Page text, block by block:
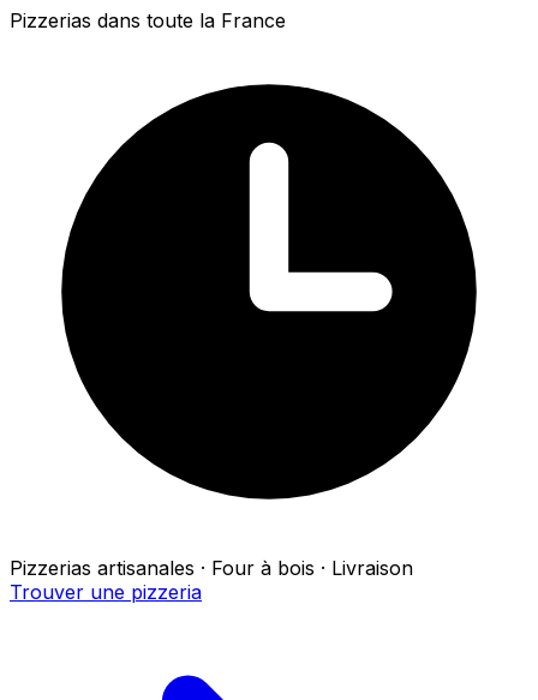
Pizzerias dans toute la France
Pizzerias artisanales · Four à bois · Livraison
Trouver une pizzeria